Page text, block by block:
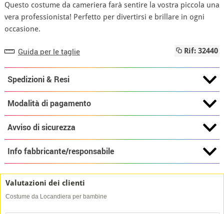
Questo costume da cameriera farà sentire la vostra piccola una
vera professionista! Perfetto per divertirsi e brillare in ogni
occasione.
Guida per le taglie Rif: 32440
Spedizioni & Resi
Modalità di pagamento
Avviso di sicurezza
Info fabbricante/responsabile
Valutazioni dei clienti
Costume da Locandiera per bambine